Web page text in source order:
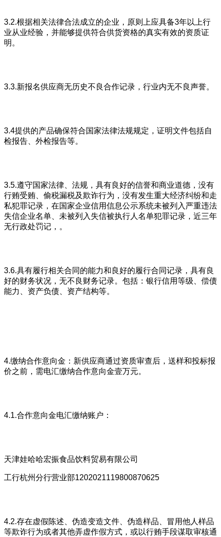
3.2.根据相关法律合法成立的企业，原则上应具备3年以上行
业从业经验，并能够提供符合供货资格的真实有效的资质证
明。
3.3.新报名供应商无历史不良合作记录，行业内无不良声誉。
3.4提供的产品确保符合国家法律法规规定，证明文件包括自
检报告、外检报告等。
3.5.遵守国家法律、法规，具有良好的信誉和商业道德，没有
行贿受贿、偷税漏税及欺诈行为，没有发生重大经济纠纷和走
私犯罪记录，在国家企业信用信息公示系统未被列入严重违法
失信企业名单、未被列入失信被执行人名单犯罪记录，近三年
无行政处罚记，。
3.6.具有履行相关合同的能力和良好的履行合同记录，具有良
好的财务状况，无不良财务记录。包括：银行信用等级、偿债
能力、资产负债、资产结构等。
4.缴纳合作意向金：新供应商通过资质审查后，送样和投标报
价之前，需电汇缴纳合作意向金壹万元。
4.1.合作意向金电汇缴纳账户：
天津娃哈哈宏振食品饮料贸易有限公司
工行杭州分行营业部1202021119800870625
4.2.存在虚假陈述、伪造变造文件、伪造样品、冒用他人样品
等欺诈行为或者其他弄虚作假方式，或以行贿手段谋取审核通